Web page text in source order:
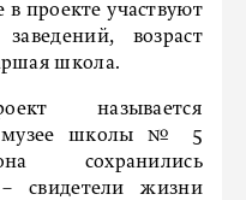
в проекте участвуют
возраст
школа.
называется
музее школы № 5
сохранились
свидетели жизни